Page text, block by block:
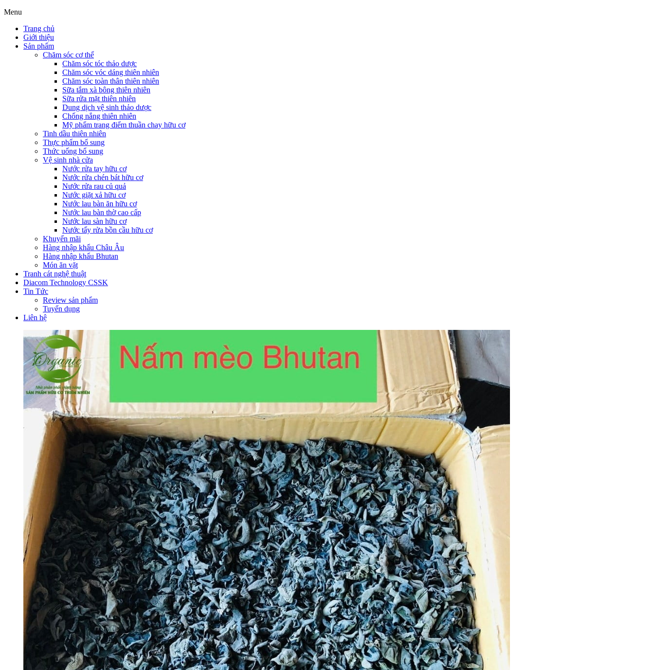
Menu
Trang chủ
Giới thiệu
Sản phẩm
Chăm sóc cơ thể
Chăm sóc tóc thảo dược
Chăm sóc vóc dáng thiên nhiên
Chăm sóc toàn thân thiên nhiên
Sữa tắm xà bông thiên nhiên
Sữa rửa mặt thiên nhiên
Dung dịch vệ sinh thảo dược
Chống nắng thiên nhiên
Mỹ phẩm trang điểm thuần chay hữu cơ
Tinh dầu thiên nhiên
Thực phẩm bổ sung
Thức uống bổ sung
Vệ sinh nhà cửa
Nước rửa tay hữu cơ
Nước rửa chén bát hữu cơ
Nước rửa rau củ quả
Nước giặt xả hữu cơ
Nước lau bàn ăn hữu cơ
Nước lau bàn thờ cao cấp
Nước lau sàn hữu cơ
Nước tẩy rửa bồn cầu hữu cơ
Khuyến mãi
Hàng nhập khẩu Châu Âu
Hàng nhập khẩu Bhutan
Món ăn vặt
Tranh cát nghệ thuật
Diacom Technology CSSK
Tin Tức
Review sản phẩm
Tuyển dụng
Liên hệ